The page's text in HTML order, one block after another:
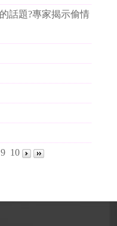
話題?專家揭示偷情
9 10